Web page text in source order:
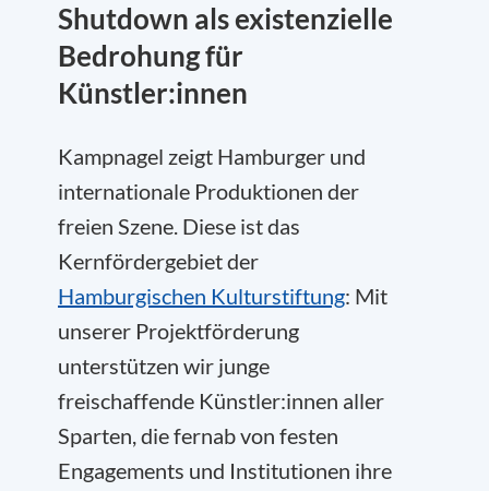
Shutdown als existenzielle
Bedrohung für
Künstler:innen
Kampnagel zeigt Hamburger und
internationale Produktionen der
freien Szene. Diese ist das
Kernfördergebiet der
Hamburgischen Kulturstiftung: Mit
unserer Projektförderung
unterstützen wir junge
freischaffende Künstler:innen aller
Sparten, die fernab von festen
Engagements und Institutionen ihre